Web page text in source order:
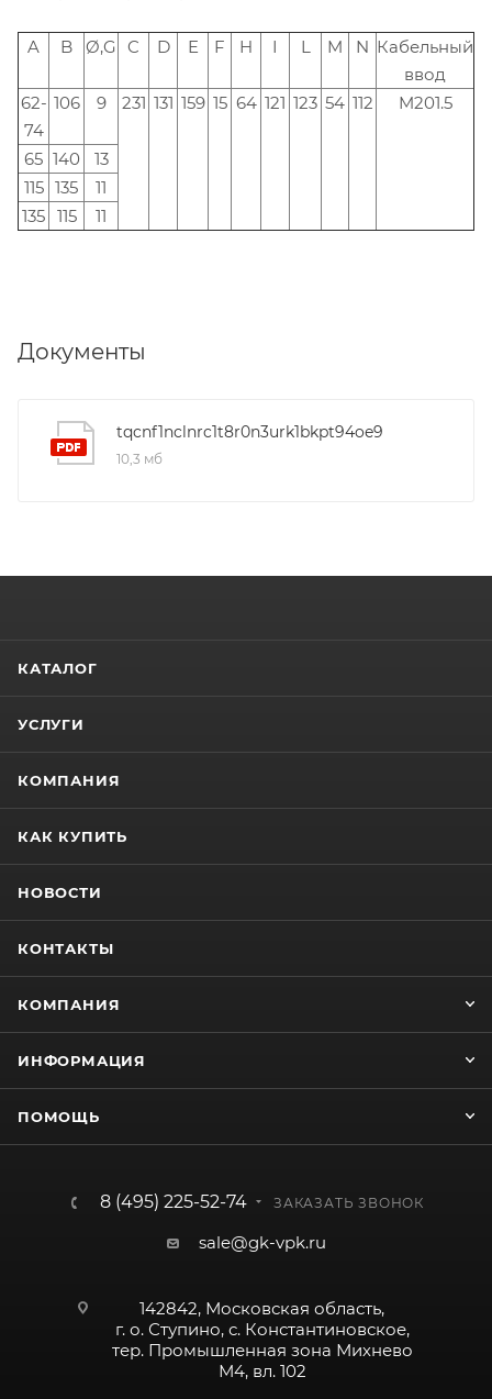
A B Ø,G C D E F H I L M N Кабельный
ввод
62-
74
106 9 231 131 159 15 64 121 123 54 112 M201.5
65 140
13
115 135
11
135 115 11
Документы
tqcnf1nclnrc1t8r0n3urk1bkpt94oe9
10,3 мб
КАТАЛОГ
УСЛУГИ
КОМПАНИЯ
КАК КУПИТЬ
НОВОСТИ
КОНТАКТЫ
КОМПАНИЯ
ИНФОРМАЦИЯ
ПОМОЩЬ
8 (495) 225-52-74 ЗАКАЗАТЬ ЗВОНОК
sale@gk-vpk.ru
142842, Московская область,
г. о. Ступино, с. Константиновское,
тер. Промышленная зона Михнево
М4, вл. 102